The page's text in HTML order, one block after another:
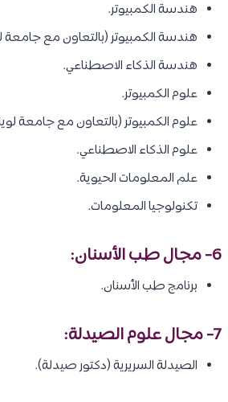
هندسة الكمبيوتر.
هندسة الكمبيوتر (بالتعاون مع جامعة
هندسة الذكاء الاصطناعي.
علوم الكمبيوتر.
علوم الكمبيوتر (بالتعاون مع جامعة
علوم الذكاء الاصطناعي.
علم المعلومات الحيوية.
تكنولوجيا المعلومات.
6- مجال طب الأسنان:
برنامج طب الأسنان.
7- مجال علوم الصيدلة:
الصيدلة السريرية (دكتور صيدلة).